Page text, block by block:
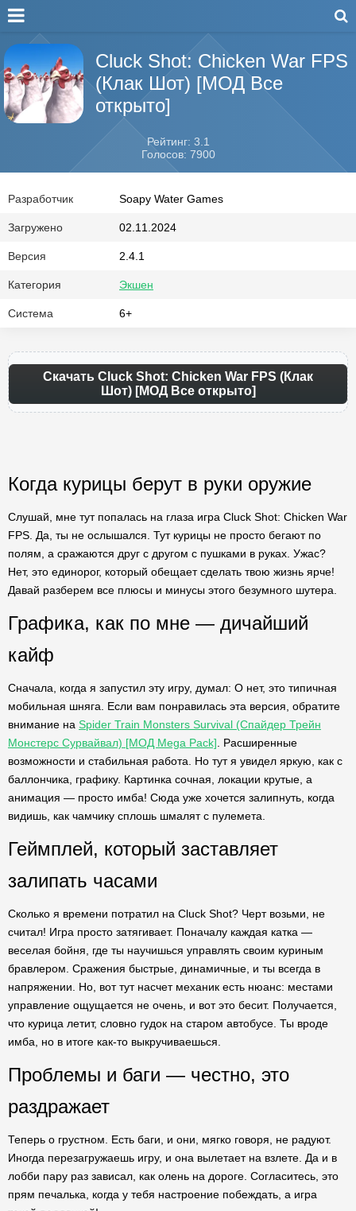
Cluck Shot: Chicken War FPS
(Клак Шот) [МОД Все
открыто]
Рейтинг: 3.1
Голосов: 7900
Разработчик Soapy Water Games
Загружено 02.11.2024
Версия 2.4.1
Категория Экшен
Система 6+
Скачать Cluck Shot: Chicken War FPS (Клак
Шот) [МОД Все открыто]
Когда курицы берут в руки оружие
Слушай, мне тут попалась на глаза игра Cluck Shot: Chicken War
FPS. Да, ты не ослышался. Тут курицы не просто бегают по
полям, а сражаются друг с другом с пушками в руках. Ужас?
Нет, это единорог, который обещает сделать твою жизнь ярче!
Давай разберем все плюсы и минусы этого безумного шутера.
Графика, как по мне — дичайший
кайф
Сначала, когда я запустил эту игру, думал: О нет, это типичная
мобильная шняга. Если вам понравилась эта версия, обратите
внимание на Spider Train Monsters Survival (Спайдер Трейн
Монстерс Сурвайвал) [МОД Mega Pack] . Расширенные
возможности и стабильная работа. Но тут я увидел яркую, как с
баллончика, графику. Картинка сочная, локации крутые, а
анимация — просто имба! Сюда уже хочется залипнуть, когда
видишь, как чамчику сплошь шмалят с пулемета.
Геймплей, который заставляет
залипать часами
Сколько я времени потратил на Cluck Shot? Черт возьми, не
считал! Игра просто затягивает. Поначалу каждая катка —
веселая бойня, где ты научишься управлять своим куриным
бравлером. Сражения быстрые, динамичные, и ты всегда в
напряжении. Но, вот тут насчет механик есть нюанс: местами
управление ощущается не очень, и вот это бесит. Получается,
что курица летит, словно гудок на старом автобусе. Ты вроде
имба, но в итоге как-то выкручиваешься.
Проблемы и баги — честно, это
раздражает
Теперь о грустном. Есть баги, и они, мягко говоря, не радуют.
Иногда перезагружаешь игру, и она вылетает на взлете. Да и в
лобби пару раз зависал, как олень на дороге. Согласитесь, это
прям печалька, когда у тебя настроение побеждать, а игра